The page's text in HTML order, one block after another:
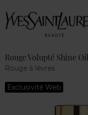
Rouge Volupté Shine
Rouge à lèvres
Exclusivité Web